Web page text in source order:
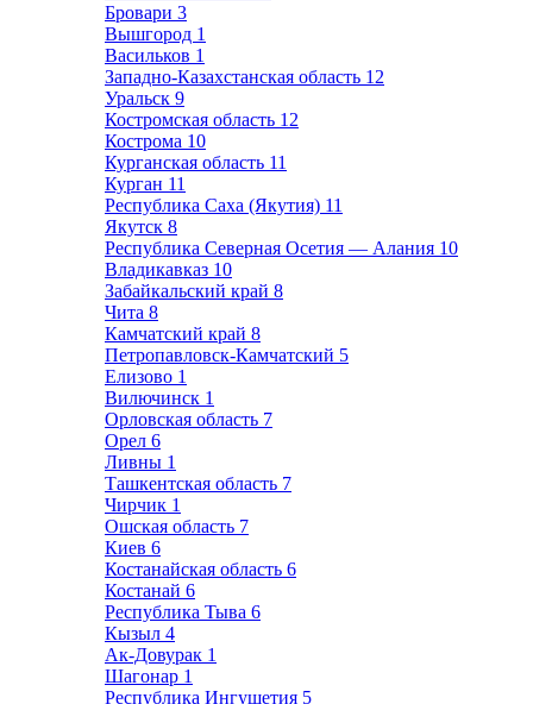
Бровари 3
Вышгород 1
Васильков 1
Западно-Казахстанская область 12
Уральск 9
Костромская область 12
Кострома 10
Курганская область 11
Курган 11
Республика Саха (Якутия) 11
Якутск 8
Республика Северная Осетия — Алания 10
Владикавказ 10
Забайкальский край 8
Чита 8
Камчатский край 8
Петропавловск-Камчатский 5
Елизово 1
Вилючинск 1
Орловская область 7
Орел 6
Ливны 1
Ташкентская область 7
Чирчик 1
Ошская область 7
Киев 6
Костанайская область 6
Костанай 6
Республика Тыва 6
Кызыл 4
Ак-Довурак 1
Шагонар 1
Республика Ингушетия 5